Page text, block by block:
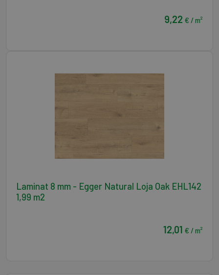
9,22 € / m²
Laminat 8 mm - Egger Natural Loja Oak EHL142
1,99 m2
12,01 € / m²